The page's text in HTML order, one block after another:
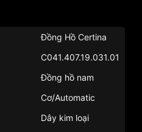
Đồng Hồ Certina
C041.407.19.031.01
Đồng hồ nam
Cơ/Automatic
Dây kim loại